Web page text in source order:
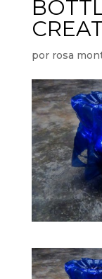
por rosa